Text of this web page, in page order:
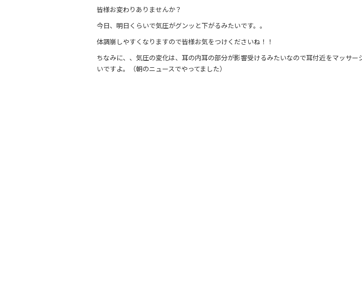
o
o
k
皆様お変わりありませんか？
今日、明日くらいで気圧がグンッと下がるみたいです。。
体調崩しやすくなりますので皆様お気をつけくださいね！！
ちなみに、、気圧の変化は、耳の内耳の部分が影響受けるみたいなので耳付近をマッサー
いですよ。（朝のニュースでやってました）